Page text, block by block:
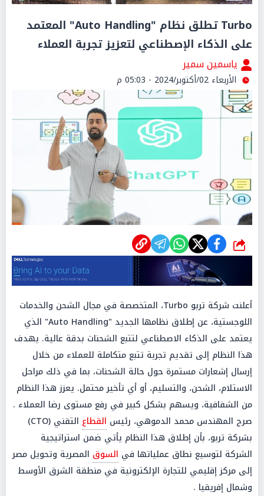
Turbo تطلق نظام "Auto Handling" المعتمد
على الذكاء الإصطناعي لتعزيز تجربة العملاء
ياسمين سمير
الأربعاء 02/أكتوبر/2024 - 05:03 م
شارك
أعلنت شركة تربو Turbo، المتخصصة في مجال الشحن والخدمات
اللوجستية، عن إطلاق نظامها الجديد "Auto Handling" الذي
يعتمد على الذكاء الاصطناعي لتتبع الشحنات بدقة عالية. يهدف
هذا النظام إلى تقديم تجربة تتبع متكاملة للعملاء من خلال
إرسال إشعارات مستمرة حول حالة الشحنات، بما في ذلك مراحل
الاستلام، الشحن، والتسليم، أو أي تأخير محتمل. يعزز هذا النظام
من الشفافية، ويسهم بشكل كبير في رفع مستوى رضا العملاء .
صرح المهندس محمد الدموهي، رئيس القطاع
التقني (CTO)
بشركة تربو، بأن إطلاق هذا النظام يأتي ضمن استراتيجية
الشركة لتوسيع نطاق عملياتها في السوق المصرية وتحويل مصر
إلى مركز إقليمي للتجارة الإلكترونية في منطقة الشرق الأوسط
وشمال إفريقيا .